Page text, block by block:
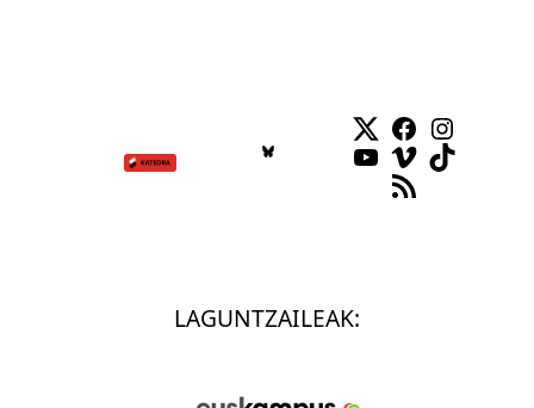
Twitter
Facebook
YouTube
VimeoTikTok
RSS Feed
LAGUNTZAILEAK: